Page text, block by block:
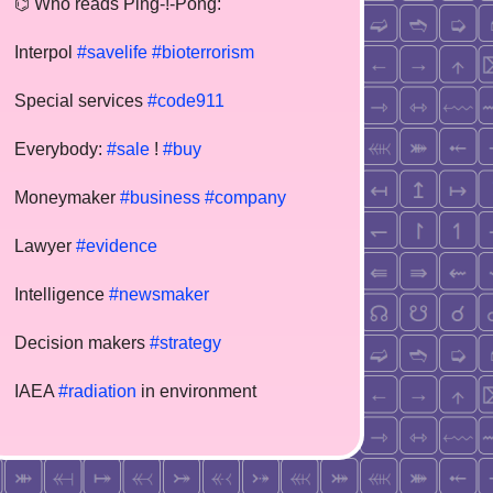
⌬ Who reads Ping-!-Pong:
Interpol #savelife #bioterrorism
Special services #code911
Everybody: #sale ! #buy
Moneymaker #business #company
Lawyer #evidence
Intelligence #newsmaker
Decision makers #strategy
IAEA #radiation in environment